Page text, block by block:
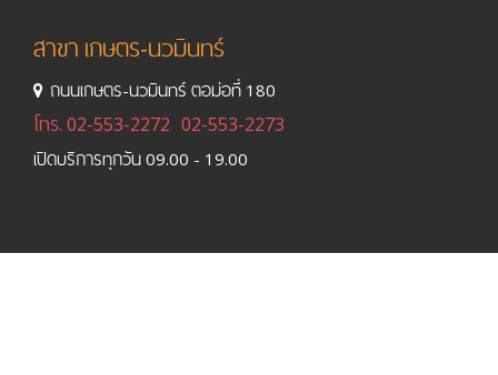
สาขา เกษตร-นวมินทร์
ถนนเกษตร-นวมินทร์ ตอม่อที่ 180
โทร. 02-553-2272 02-553-2273
เปิดบริการทุกวัน 09.00 - 19.00